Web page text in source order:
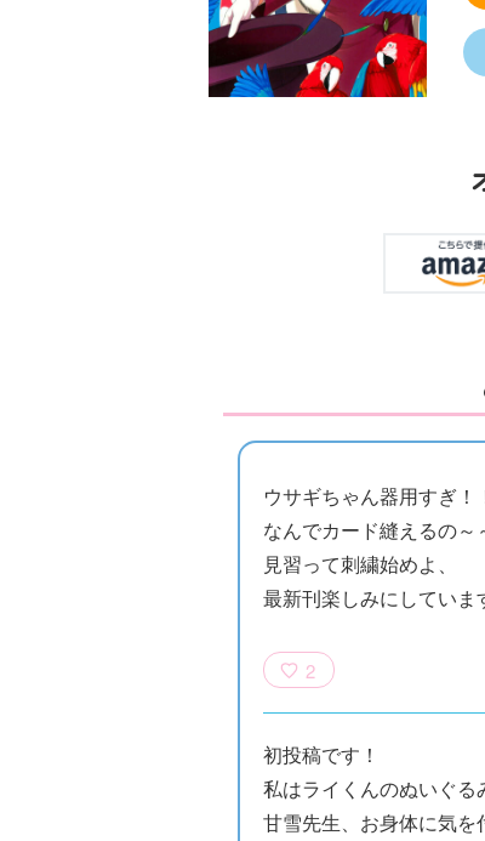
ウサギちゃん器用すぎ！
なんでカード縫えるの～
見習って刺繍始めよ、
最新刊楽しみにしていま
2
初投稿です！
私はライくんのぬいぐる
甘雪先生、お身体に気を
る‼』ついにコ
トモダチデスゲ
ーム 昨日の友
は今日の敵
世にもふしぎな
（１） かわい
い猫にご用心